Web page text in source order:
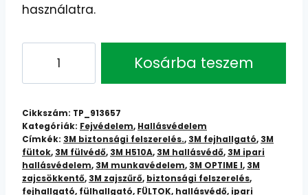
használatra.
Optime
I
Fültok
Fejpánttal:
Kényelmes
és
Hatékony
Kosárba teszem
Cikkszám: TP_913657
Kategóriák: Fejvédelem, Hallásvédelem
Címkék: 3M biztonsági felszerelés., 3M fejhallgató, 3M
fültok, 3M fülvédő, 3M H510A, 3M hallásvédő, 3M ipari
hallásvédelem, 3M munkavédelem, 3M OPTIME I, 3M
zajcsökkentő, 3M zajszűrő, biztonsági felszerelés,
fejhallgató, fülhallgató, FÜLTOK, hallásvédő, ipari